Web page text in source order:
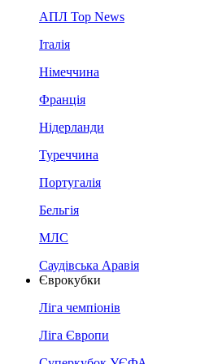
АПЛ Top News
Італія
Німеччина
Франція
Нідерланди
Туреччина
Португалія
Бельгія
МЛС
Саудівська Аравія
Єврокубки
Ліга чемпіонів
Ліга Європи